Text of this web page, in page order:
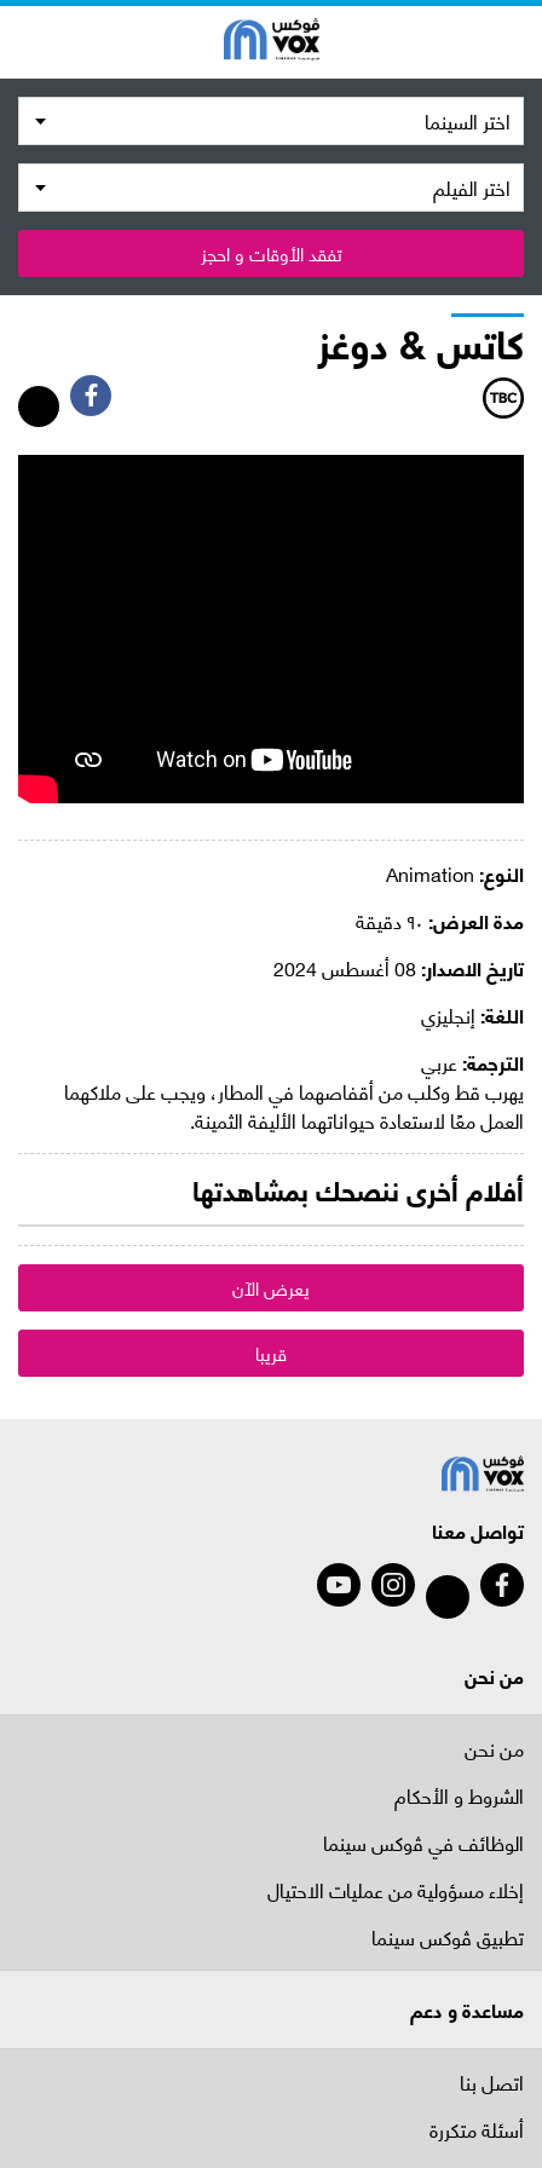
اختر السينما
اختر الفيلم
تفقد الأوقات و احجز
كاتس & دوغز
النوع:
مدة العرض:
تاريخ الاصدار:
اللغة:إنجليزي
الترجمة:عربي
يهرب قط وكلب من أقفاصهما في المطار، ويجب على ملاكهما
العمل معًا لاستعادة حيواناتهما الأليفة الثمينة.
أفلام أخرى ننصحك بمشاهدتها
يعرض الآن
قريبا
تواصل معنا
من نحن
من نحن
الشروط و الأحكام
الوظائف في ﭬوكس سينما
إخلاء مسؤولية من عمليات الاحتيال
تطبيق ڤوكس سينما
مساعدة و دعم
اتصل بنا
أسئلة متكررة